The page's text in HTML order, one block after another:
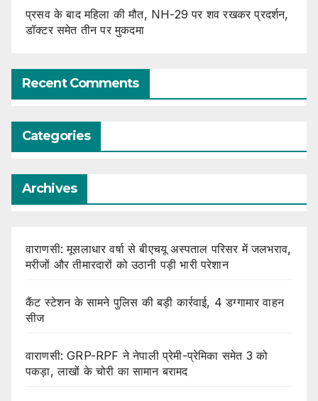
प्रसव के बाद महिला की मौत, NH-29 पर शव रखकर प्रदर्शन,
डॉक्टर समेत तीन पर मुकदमा
Recent Comments
Categories
Archives
वाराणसी: मूसलाधार वर्षा से बीएचयू अस्पताल परिसर में जलभराव,
मरीजों और तीमारदारों को उठानी पड़ी भारी परेशान
कैंट स्टेशन के सामने पुलिस की बड़ी कार्रवाई, 4 डग्गामार वाहन
सीज
वाराणसी: GRP-RPF ने नेपाली प्रेमी-प्रेमिका समेत 3 को
पकड़ा, लाखों के चोरी का सामान बरामद